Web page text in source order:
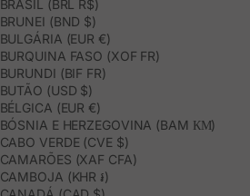
BRASIL (BRL R$)
BRUNEI (BND $)
BULGÁRIA (EUR €)
BURQUINA FASO (XOF FR)
BURUNDI (BIF FR)
BUTÃO (USD $)
BÉLGICA (EUR €)
BÓSNIA E HERZEGOVINA (BAM КМ)
CABO VERDE (CVE $)
CAMARÕES (XAF CFA)
CAMBOJA (KHR ៛)